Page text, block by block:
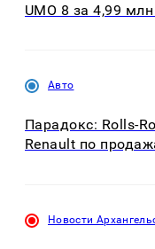
UMO 8 за 4,99
Авто
Парадокс: Rolls-
Renault по
Новости